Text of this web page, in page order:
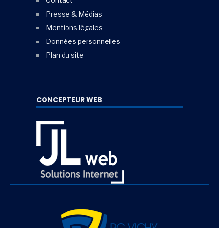
Presse & Médias
Mentions légales
Données personnelles
Plan du site
CONCEPTEUR WEB